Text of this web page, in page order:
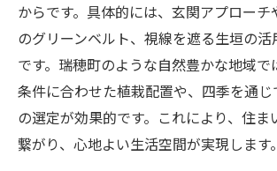
からです。具体的には、玄関アプローチ
のグリーンベルト、視線を遮る生垣の
です。瑞穂町のような自然豊かな地域で
条件に合わせた植栽配置や、四季を通
の選定が効果的です。これにより、住ま
繋がり、心地よい生活空間が実現します。